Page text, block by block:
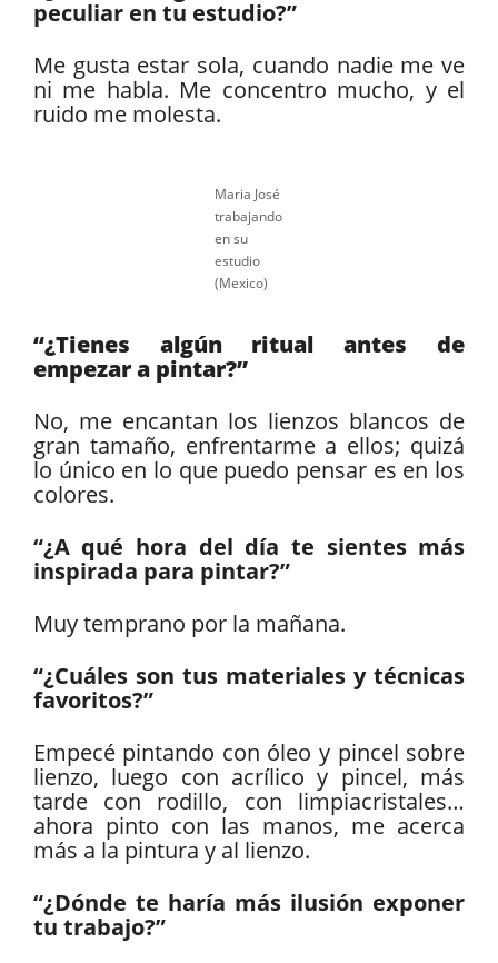
peculiar en tu estudio?”
Me gusta estar sola, cuando nadie me ve
ni me habla. Me concentro mucho, y el
ruido me molesta.
Maria José
trabajando
en su
estudio
(Mexico)
“¿Tienes algún ritual antes de
empezar a pintar?”
No, me encantan los lienzos blancos de
gran tamaño, enfrentarme a ellos; quizá
lo único en lo que puedo pensar es en los
colores.
“¿A qué hora del día te sientes más
inspirada para pintar?”
Muy temprano por la mañana.
“¿Cuáles son tus materiales y técnicas
favoritos?”
Empecé pintando con óleo y pincel sobre
lienzo, luego con acrílico y pincel, más
tarde con rodillo, con limpiacristales…
ahora pinto con las manos, me acerca
más a la pintura y al lienzo.
“¿Dónde te haría más ilusión exponer
tu trabajo?”